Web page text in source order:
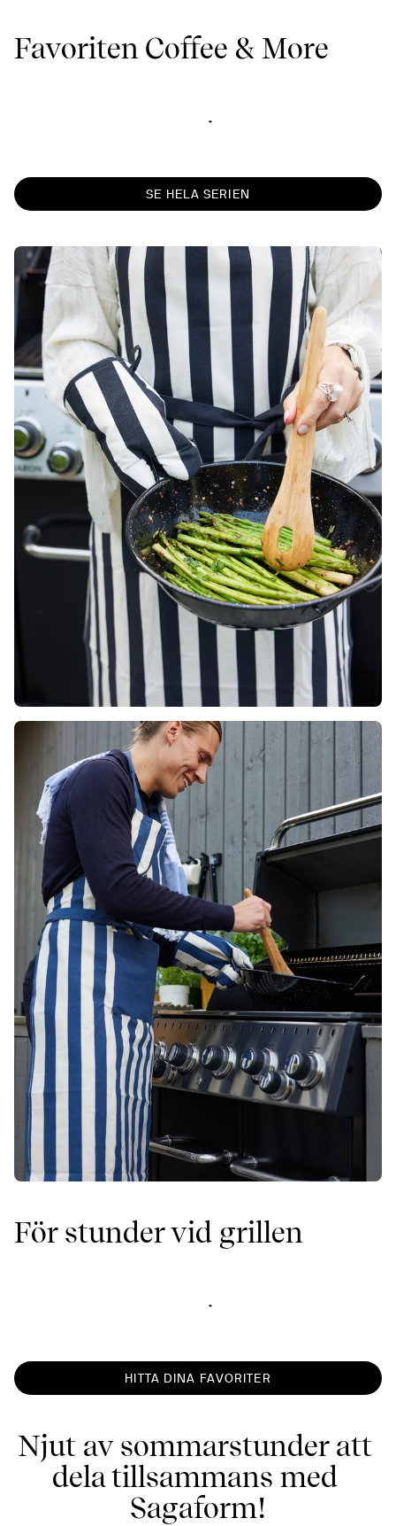
Favoriten Coffee & More
SE HELA SERIEN
För stunder vid grillen
HITTA DINA FAVORITER
Njut av sommarstunder att
dela tillsammans med
Sagaform!